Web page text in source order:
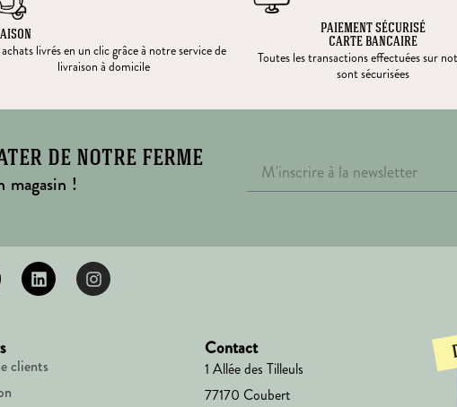
livrés en un clic grâce à notre service de
livraison à domicile
PAIEMENT SÉCURISÉ
CARTE BANCAIRE
Toutes les transactions effectuées sur
sont sécurisées
de notre ferme
magasin !
clients
Contact
1 Allée des Tilleuls
77170 Coubert